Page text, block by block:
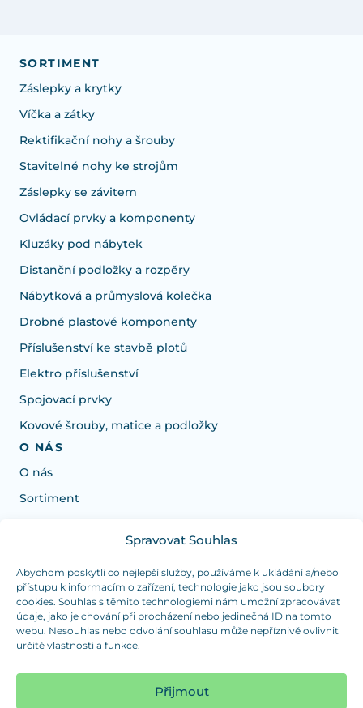
Spravovat Souhlas
Abychom poskytli co nejlepší služby, používáme k ukládání a/nebo
přístupu k informacím o zařízení, technologie jako jsou soubory
cookies. Souhlas s těmito technologiemi nám umožní zpracovávat
údaje, jako je chování při procházení nebo jedinečná ID na tomto
webu. Nesouhlas nebo odvolání souhlasu může nepříznivě ovlivnit
určité vlastnosti a funkce.
Přijmout
SORTIMENT
Záslepky a krytky
Víčka a zátky
Rektifikační nohy a šrouby
Stavitelné nohy ke strojům
Záslepky se závitem
Ovládací prvky a komponenty
Kluzáky pod nábytek
Distanční podložky a rozpěry
Nábytková a průmyslová kolečka
Drobné plastové komponenty
Příslušenství ke stavbě plotů
Elektro příslušenství
Spojovací prvky
Kovové šrouby, matice a podložky
O NÁS
O nás
Sortiment
Potřebujete poradit s výběrem?
Jsme tu pro vás Pondělí-Čtvrtek od: 7:30 - 15:30 hodin
a Pátek od 7:30 - 14:30 hodin
info@dualpraha.cz +420 725 802 767
(platba pouze v hotovosti)
Jsme tu pro vás Pondělí-Čtvrtek od: 7:30 - 15:30 hodin